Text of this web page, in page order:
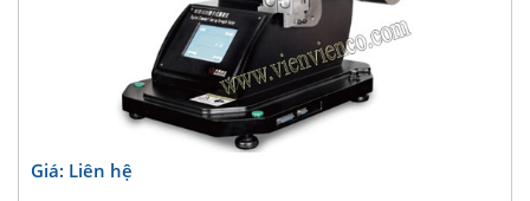
Giá: Liên hệ